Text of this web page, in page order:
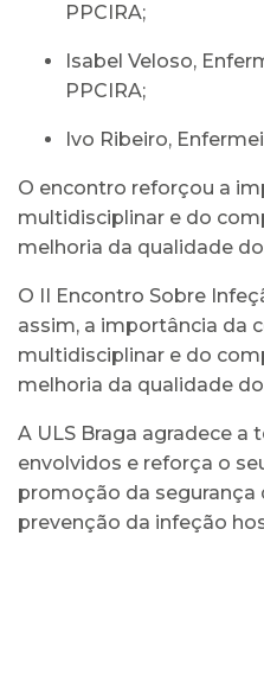
PPCIRA;
Isabel Veloso,
PPCIRA;
Ivo Ribeiro,
O encontro reforçou a
multidisciplinar e do
melhoria da qualidade
O II Encontro Sobre
assim, a importância da
multidisciplinar e do
melhoria da qualidade
A ULS Braga agradece
envolvidos e reforça o
promoção da segurança
prevenção da infeção